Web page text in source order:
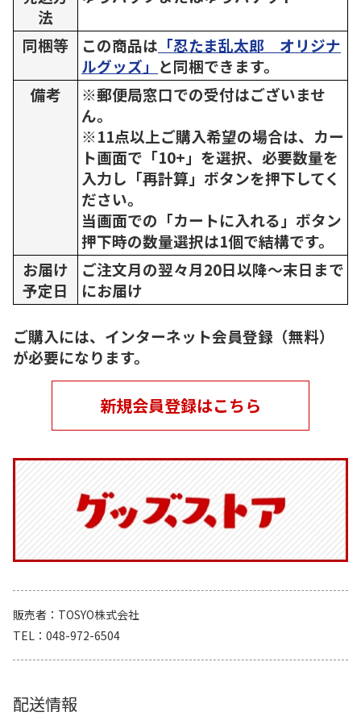
法
同梱等 この商品は 「忍たま乱太郎 オリジナ
ルグッズ」 と同梱できます。
備考
※郵便局窓口での受付はございませ
ん。
※11点以上ご購入希望の場合は、カー
ト画面で「10+」を選択、必要数量を
入力し「再計算」ボタンを押下してく
ださい。
当画面での「カートに入れる」ボタン
押下時の数量選択は1個で結構です。
お届け
予定日
ご注文月の翌々月20日以降～末日まで
にお届け
ご購入には、インターネット会員登録（無料）
が必要になります。
新規会員登録はこちら
販売者
TOSYO株式会社
TEL
048-972-6504
配送情報